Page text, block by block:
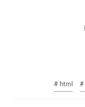
# html #